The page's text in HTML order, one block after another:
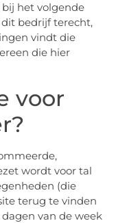
het volgende
bedrijf terecht,
vindt die
die hier
voor
wordt voor tal
(die
terug te vinden
van de week